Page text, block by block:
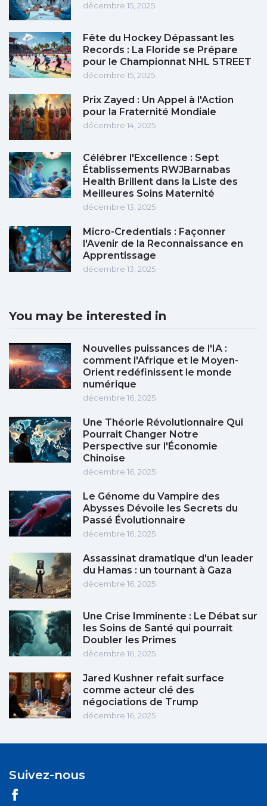
décembre 15, 2025
Fête du Hockey Dépassant les
Records : La Floride se Prépare
pour le Championnat NHL STREET
décembre 15, 2025
Prix Zayed : Un Appel à l'Action
pour la Fraternité Mondiale
décembre 14, 2025
Célébrer l'Excellence : Sept
Établissements RWJBarnabas
Health Brillent dans la Liste des
Meilleures Soins Maternité
décembre 13, 2025
Micro-Credentials : Façonner
l'Avenir de la Reconnaissance en
Apprentissage
décembre 13, 2025
You may be interested in
Nouvelles puissances de l'IA :
comment l'Afrique et le Moyen-
Orient redéfinissent le monde
numérique
décembre 16, 2025
Une Théorie Révolutionnaire Qui
Pourrait Changer Notre
Perspective sur l'Économie
Chinoise
décembre 16, 2025
Le Génome du Vampire des
Abysses Dévoile les Secrets du
Passé Évolutionnaire
décembre 16, 2025
Assassinat dramatique d'un leader
du Hamas : un tournant à Gaza
décembre 16, 2025
Une Crise Imminente : Le Débat sur
les Soins de Santé qui pourrait
Doubler les Primes
décembre 16, 2025
Jared Kushner refait surface
comme acteur clé des
négociations de Trump
décembre 16, 2025
Suivez-nous